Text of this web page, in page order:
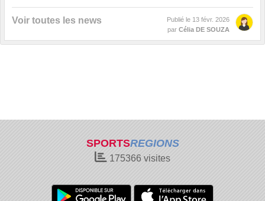
Voir toutes les news Publié le 13 févr. 2026
par Célia DE SOUZA
SPORTSREGIONS
175366 visites